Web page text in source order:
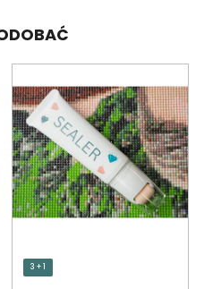
3 + 1